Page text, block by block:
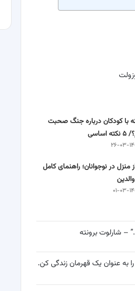
با کودکان درباره جنگ صحبت
۰۳-۱۴۰۴
منزل در نوجوانان؛ راهنمای کامل
۰۳-۱۴۰۴
– شارلوت برونته
به عنوان یک قهرمان زندگی کن.